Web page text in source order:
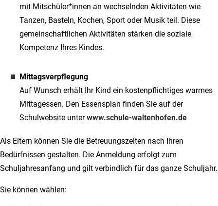
mit Mitschüler*innen an wechselnden Aktivitäten wie
Tanzen, Basteln, Kochen, Sport oder Musik teil. Diese
gemeinschaftlichen Aktivitäten stärken die soziale
Kompetenz Ihres Kindes.
Mittagsverpflegung
Auf Wunsch erhält Ihr Kind ein kostenpflichtiges warmes
Mittagessen. Den Essensplan finden Sie auf der
Schulwebsite unterwww.schule-waltenhofen.de
Als Eltern können Sie die Betreuungszeiten nach Ihren
Bedürfnissen gestalten. Die Anmeldung erfolgt zum
Schuljahresanfang und gilt verbindlich für das ganze Schuljahr.
Sie können wählen: